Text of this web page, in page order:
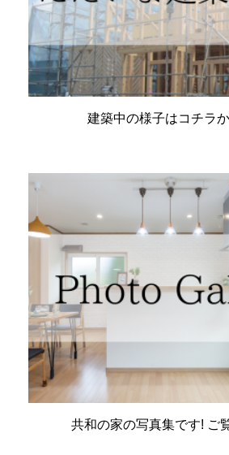
建築中の様子はコチラ
共和の家の写真集です! ご